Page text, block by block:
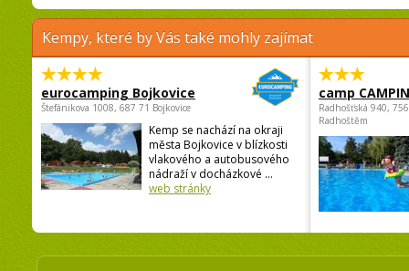
Kempy, které by Vás také mohly zajímat
eurocamping Bojkovice
Štefánikova 1008, 687 71 Bojkovice
Kemp se nachází na okraji
města Bojkovice v blízkosti
vlakového a autobusového
nádraží v docházkové ...
web stránky
camp
Radhošťská 940,
Radhoštěm